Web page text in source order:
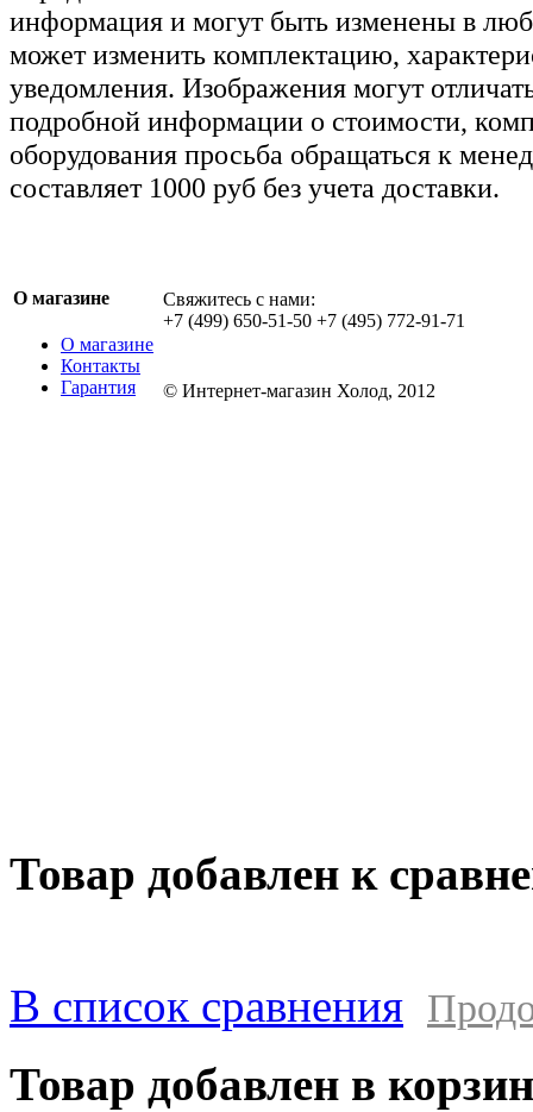
информация и могут быть изменены в
может изменить комплектацию,
уведомления. Изображения могут
подробной информации о стоимости,
оборудования просьба обращаться к
составляет 1000 руб без учета доставки.
О магазине
О магазине
Контакты
Гарантия
Свяжитесь с нами:
+7 (499) 650-51-50 +7 (495) 772-91-71
© Интернет-магазин Холод, 2012
Товар добавлен к
В список сравнения
Товар добавлен в